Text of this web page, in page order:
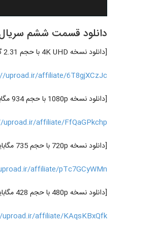
دانلود قسمت ششم
[دانلود نسخه 4K UHD با حجم 2.31 گیگابایت – 5.000 تومان]
uproad.ir/affiliate/6T8gjXCzJc
[دانلود نسخه 1080p با حجم 934 مگابایت – 4.500 تومان]
affiliate/FfQaGPkchp
[دانلود نسخه 720p با حجم 735 مگابایت – 4.000 تومان]
affiliate/pTc7GCyWMn
[دانلود نسخه 480p با حجم 428 مگابایت – 3.500 تومان]
affiliate/KAqsKBxQfk